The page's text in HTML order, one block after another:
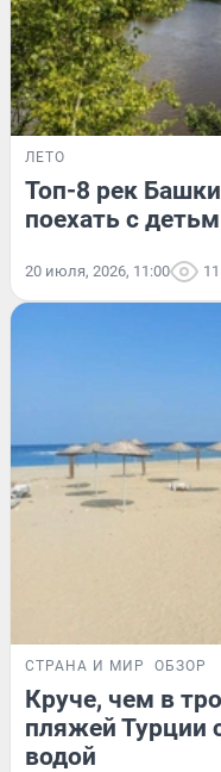
ЛЕТО
Топ-8 рек
поехать с
20 июля, 2026, 11:00
СТРАНА И МИР ОБЗОР
Круче, чем в
пляжей Турции
водой